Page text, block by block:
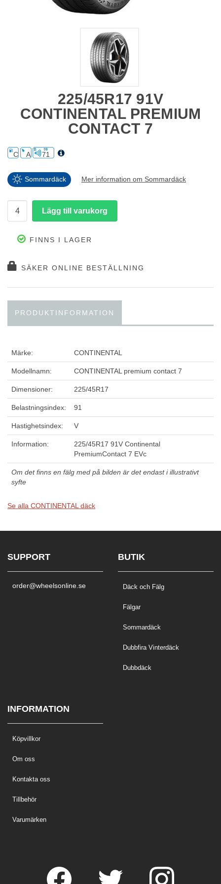
225/45R17 91V
CONTINENTAL PREMIUM
CONTACT 7
C A 71
Sommardäck Mer information om Sommardäck
FINNS I LAGER
SÄKER ONLINE BESTÄLLNING
PRODUKTINFORMATION
Märke: CONTINENTAL
Modellnamn: CONTINENTAL premium contact 7
Dimensioner: 225/45R17
Belastningsindex: 91
Hastighetsindex: V
Information:
225/45R17 91V Continental
PremiumContact 7 EVc
Om det finns en fälg med på bilden är det endast i illustrativt
syfte
Se alla CONTINENTAL däck
SUPPORT
order@wheelsonline.se
BUTIK
Däck och Fälg
Fälgar
Sommardäck
Dubbfira Vinterdäck
Dubbdäck
INFORMATION
Köpvillkor
Om oss
Kontakta oss
Tillbehör
Varumärken